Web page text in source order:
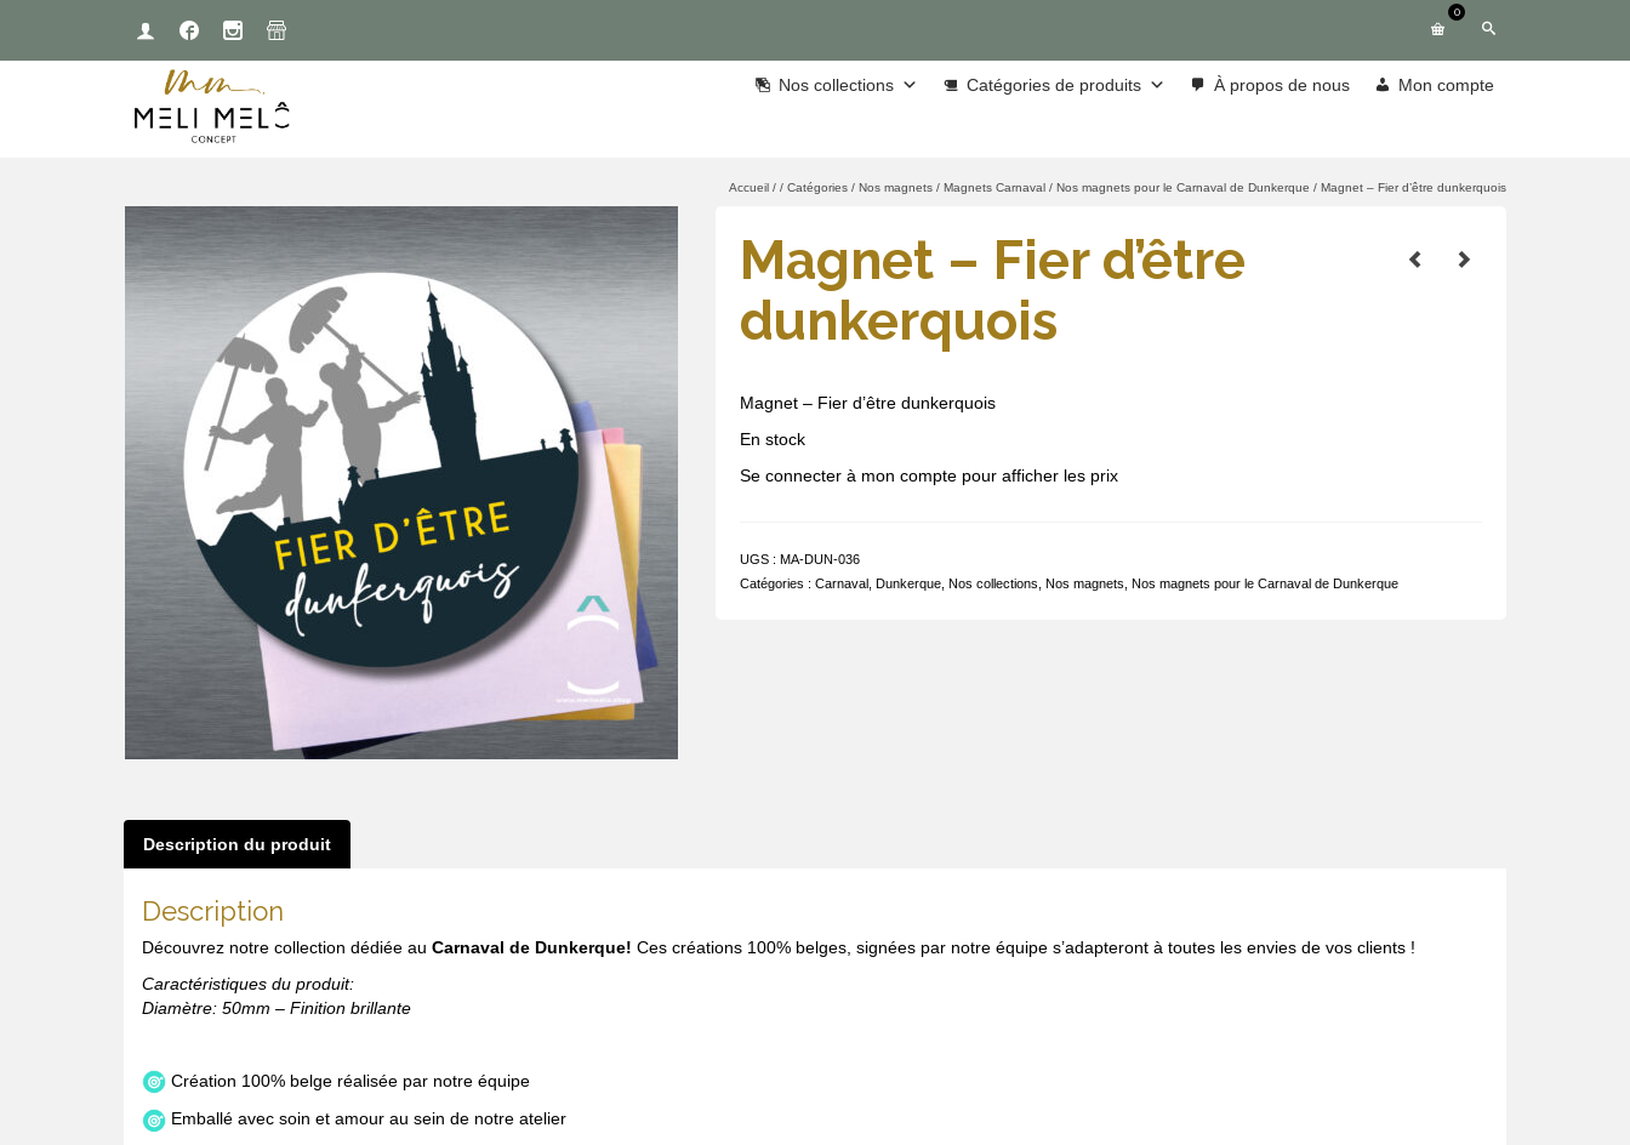
0
Nos collections Catégories de produits À propos de nous Mon compte
Accueil / / Catégories / Nos magnets / Magnets Carnaval / Nos magnets pour le Carnaval de Dunkerque / Magnet – Fier d’être dunkerquois
Magnet – Fier d’être
dunkerquois
Magnet – Fier d’être dunkerquois
En stock
Se connecter à mon compte pour afficher les prix
UGS : MA-DUN-036
Catégories : Carnaval, Dunkerque, Nos collections Nos magnets Nos magnets pour le Carnaval de Dunkerque
Description du produit
Description
Découvrez notre collection dédiée au Carnaval de Dunkerque! Ces créations 100% belges, signées par notre équipe s’adapteront à toutes les envies de vos clients !
Caractéristiques du produit:
Diamètre: 50mm – Finition brillante
Création 100% belge réalisée par notre équipe
Emballé avec soin et amour au sein de notre atelier